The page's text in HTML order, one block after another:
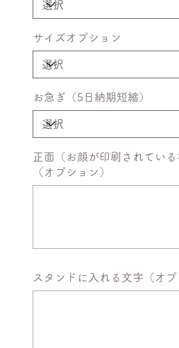
サイズオプション
お急ぎ（5日納期短縮）
正面（お顔が印刷されてい
（オプション）
入
き
スタンドに入れる文字（オプ